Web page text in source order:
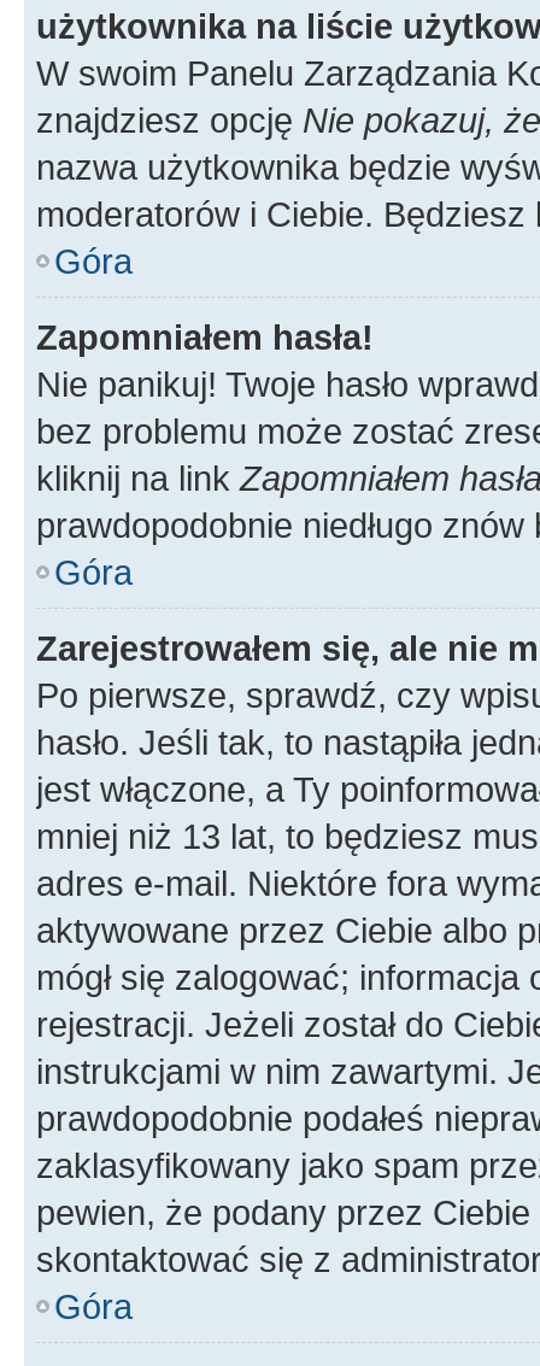
użytkownika na liście
W swoim Panelu Zarządzania
znajdziesz opcję Nie pokazuj,
nazwa użytkownika będzie
moderatorów i Ciebie.
Góra
Zapomniałem hasła!
Nie panikuj! Twoje hasło
bez problemu może zostać
kliknij na link Zapomniałem
prawdopodobnie niedługo
Góra
Zarejestrowałem się, ale nie
Po pierwsze, sprawdź, czy
hasło. Jeśli tak, to nastąpiła
jest włączone, a Ty
mniej niż 13 lat, to będziesz
adres e-mail. Niektóre fora
aktywowane przez Ciebie albo
mógł się zalogować;
rejestracji. Jeżeli został do
instrukcjami w nim zawartymi.
prawdopodobnie podałeś
zaklasyfikowany jako spam
pewien, że podany przez
skontaktować się z
Góra